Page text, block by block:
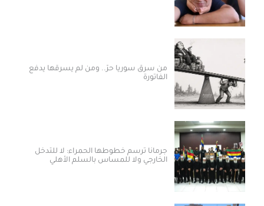
من سرق سوريا حرّ.. ومن لم يسرقها يدفع
الفاتورة
جرمانا ترسم خطوطها الحمراء: لا للتدخل
الخارجي ولا للمساس بالسلم الأهلي